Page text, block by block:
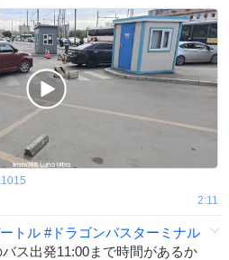
2:11
トル #ドラゴンバスターミナル
ス出発11:00まで時間があるか